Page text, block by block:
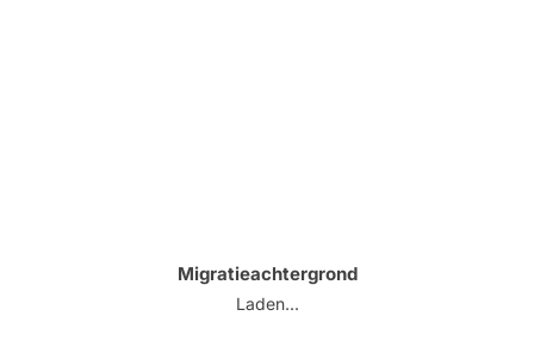
Migratieachtergrond
Laden...